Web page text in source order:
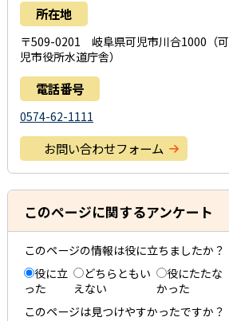
所在地
〒509-0201 岐阜県可児市川合1000（可
児市役所水道庁舎）
電話番号
0574-62-1111
お問い合わせフォーム
このページに関するアンケート
このページの情報は役に立ちましたか？
役に立
った
どちらともい
えない
役にたたな
かった
このページは見つけやすかったですか？